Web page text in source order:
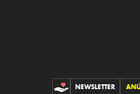
CONTRIBUCIONES
NEWSLETTER